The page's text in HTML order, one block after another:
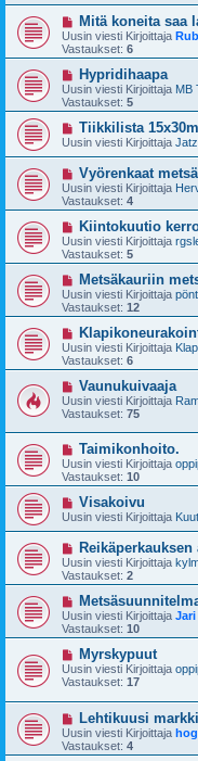
Mitä koneita saa
Uusin viesti Kirjoittaja
Vastaukset: 6
Hypridihaapa
Uusin viesti Kirjoittaja MB
Vastaukset: 5
Tiikkilista
Uusin viesti Kirjoittaja
Vyörenkaat
Uusin viesti Kirjoittaja
Vastaukset: 4
Kiintokuutio
Uusin viesti Kirjoittaja
Vastaukset: 5
Metsäkauriin
Uusin viesti Kirjoittaja
Vastaukset: 12
Uusin viesti Kirjoittaja
Vastaukset: 6
Vaunukuivaaja
Uusin viesti Kirjoittaja
Vastaukset: 75
Taimikonhoito.
Uusin viesti Kirjoittaja
Vastaukset: 10
Visakoivu
Uusin viesti Kirjoittaja
Uusin viesti Kirjoittaja
Vastaukset: 2
Uusin viesti Kirjoittaja Jari
Vastaukset: 10
Myrskypuut
Uusin viesti Kirjoittaja
Vastaukset: 17
Lehtikuusi
Uusin viesti Kirjoittaja
Vastaukset: 4